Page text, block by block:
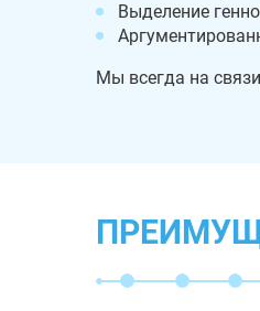
Выделение
Мы всегда на